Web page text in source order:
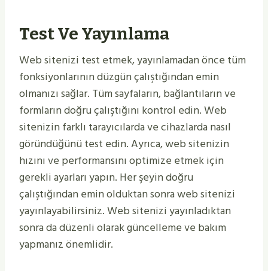
Test Ve Yayınlama
Web sitenizi test etmek, yayınlamadan önce tüm
fonksiyonlarının düzgün çalıştığından emin
olmanızı sağlar. Tüm sayfaların, bağlantıların ve
formların doğru çalıştığını kontrol edin. Web
sitenizin farklı tarayıcılarda ve cihazlarda nasıl
göründüğünü test edin. Ayrıca, web sitenizin
hızını ve performansını optimize etmek için
gerekli ayarları yapın. Her şeyin doğru
çalıştığından emin olduktan sonra web sitenizi
yayınlayabilirsiniz. Web sitenizi yayınladıktan
sonra da düzenli olarak güncelleme ve bakım
yapmanız önemlidir.